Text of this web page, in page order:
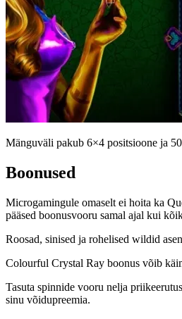
Mänguväli pakub 6×4 positsioone ja
Boonused
Microgamingule omaselt ei hoita ka
pääsed boonusvooru samal ajal kui
Roosad, sinised ja rohelised wildid
Colourful Crystal Ray boonus võib
Tasuta spinnide vooru nelja
sinu võidupreemia.